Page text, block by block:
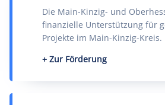
Die Main-Kinzig- und
finanzielle Unterstützung für
Projekte im Main-Kinzig-Kreis.
Zur Förderung